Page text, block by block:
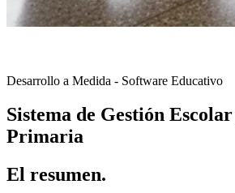
Desarrollo a Medida - Software Educativo
Sistema de Gestión
Primaria
El resumen.